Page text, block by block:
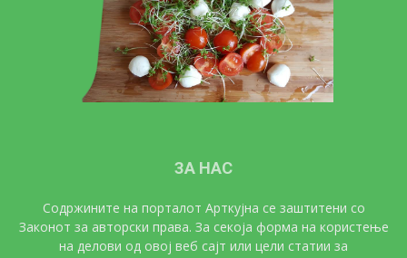
ЗА НАС
Содржините на порталот Арткујна се заштитени со
Законот за авторски права. За секоја форма на користење
на делови од овој веб сајт или цели статии за